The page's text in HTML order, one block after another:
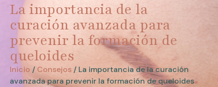
La importancia de la
curación avanzada para
prevenir la formación de
queloides
Inicio / Consejos/ La importancia de la curación
avanzada para prevenir la formación de queloides